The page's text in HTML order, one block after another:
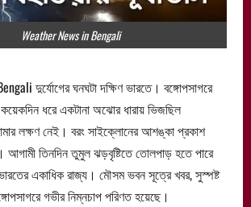
Weather News in Bengali
দুর্যোগের ঘনঘটা দক্ষিণ ভারতে। বঙ্গোপসাগরে
ধরে একটানা অঝোর ধারায় ভিজছিল
লক্ষণ নেই। বরং সাইক্লোনের আশঙ্কা প্রকাশ
তিনদিন তুমুল ঝড়বৃষ্টিতে তোলপাড় হতে পারে
একাধিক রাজ্য। মৌসম ভবন সূত্রে খবর, সুস্পষ্ট
গভীর নিম্নচাপ পরিণত হয়েছে।